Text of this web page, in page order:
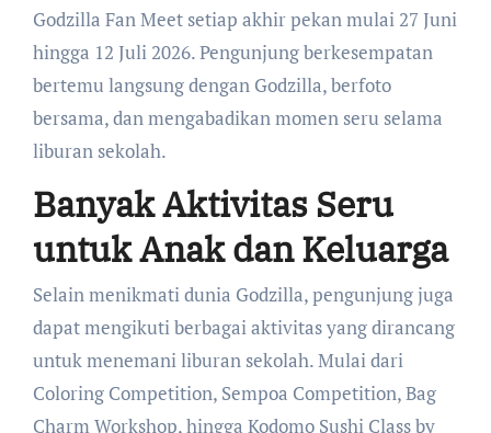
Godzilla Fan Meet setiap akhir pekan mulai 27 Juni
hingga 12 Juli 2026. Pengunjung berkesempatan
bertemu langsung dengan Godzilla, berfoto
bersama, dan mengabadikan momen seru selama
liburan sekolah.
Banyak Aktivitas Seru
untuk Anak dan Keluarga
Selain menikmati dunia Godzilla, pengunjung juga
dapat mengikuti berbagai aktivitas yang dirancang
untuk menemani liburan sekolah. Mulai dari
Coloring Competition, Sempoa Competition, Bag
Charm Workshop, hingga Kodomo Sushi Class by